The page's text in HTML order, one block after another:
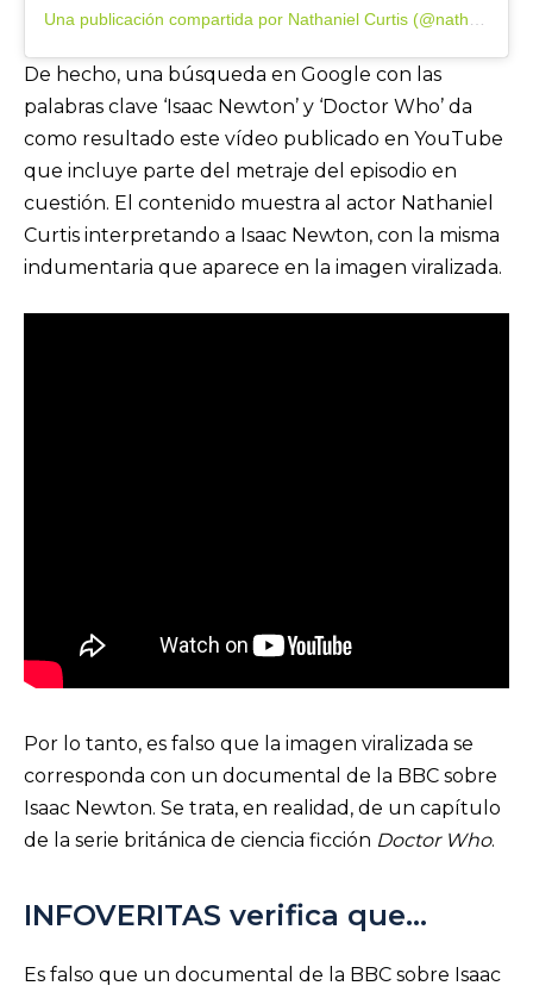
Una publicación compartida por Nathaniel Curtis (@nathaniel.curtis)
De hecho, una búsqueda en Google con las
palabras clave ‘Isaac Newton’ y ‘Doctor Who’ da
como resultado este vídeo publicado en YouTube
que incluye parte del metraje del episodio en
cuestión. El contenido muestra al actor Nathaniel
Curtis interpretando a Isaac Newton, con la misma
indumentaria que aparece en la imagen viralizada.
Por lo tanto, es falso que la imagen viralizada se
corresponda con un documental de la BBC sobre
Isaac Newton. Se trata, en realidad, de un capítulo
de la serie británica de ciencia ficción Doctor Who.
INFOVERITAS verifica que…
Es falso que un documental de la BBC sobre Isaac